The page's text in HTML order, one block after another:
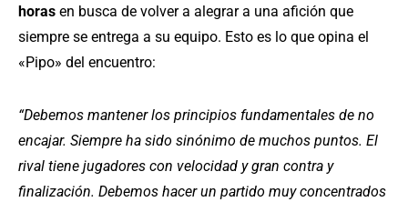
horas en busca de volver a alegrar a una afición que
siempre se entrega a su equipo. Esto es lo que opina el
«Pipo» del encuentro:
“Debemos mantener los principios fundamentales de no
encajar. Siempre ha sido sinónimo de muchos puntos. El
rival tiene jugadores con velocidad y gran contra y
finalización. Debemos hacer un partido muy concentrados